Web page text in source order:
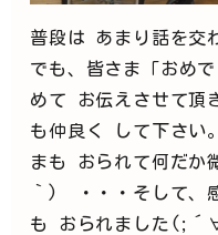
普段は あまり話を交
でも、皆さま「おめ
めて お伝えさせて頂
も仲良く して下さい
まも おられて何だ
｀) ・・・そして、
も おられました